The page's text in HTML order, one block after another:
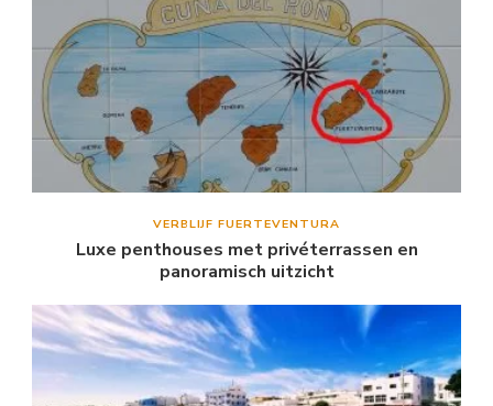
VERBLIJF FUERTEVENTURA
Luxe penthouses met privéterrassen en
panoramisch uitzicht